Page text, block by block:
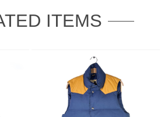
ITEMS